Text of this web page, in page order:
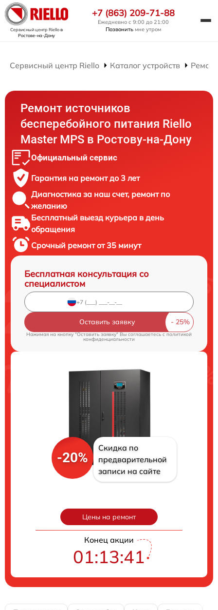
Сервисный центр Rielloв
Ростове-на-Дону
+7 (863) 209-71-88
Ежедневно с 9:00 до 21:00
Позвонить мне утром
Сервисный центр Riello Каталог устройств
Ремонт источников
бесперебойного питания Riello
Master MPS в Ростову-на-Дону
Официальный сервис
Гарантия на ремонт до 3 лет
Диагностика за наш счет, ремонт по
желанию
Бесплатный выезд курьера в день
обращения
Срочный ремонт от 35 минут
Бесплатная консультация со
специалистом
Оставить заявку
Нажимая на кнопку "Оставить заявку" Вы соглашаетесь c политикой
конфиденциальности
-20%
Скидка по
предварительной
записи на сайте
Цены на ремонт
Конец акции
01:13:41